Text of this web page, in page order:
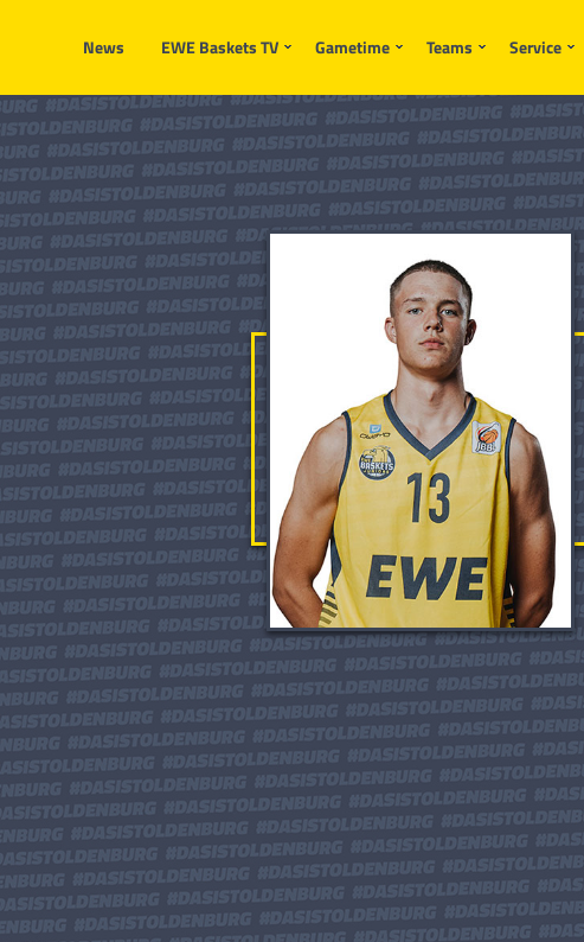
News EWE Baskets TV Gametime Teams Service